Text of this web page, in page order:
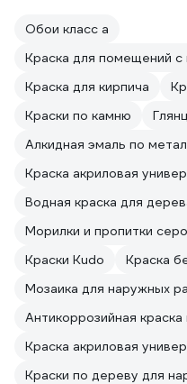
Обои класс а
Краска для помещений
Краска для кирпича
Краски по камню
Алкидная эмаль по
Краска акриловая
Водная краска для
Морилки и пропитки
Краски Kudo
Краска
Мозаика для наружных
Антикоррозийная
Краска акриловая
Краски по дереву для